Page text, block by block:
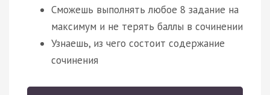
Сможешь выполнять любое 8 задание на
максимум и не терять баллы в сочинении
Узнаешь, из чего состоит содержание
сочинения